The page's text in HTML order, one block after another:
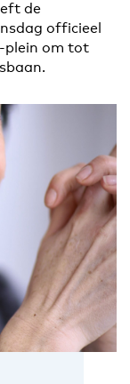
de
officieel
plein om tot